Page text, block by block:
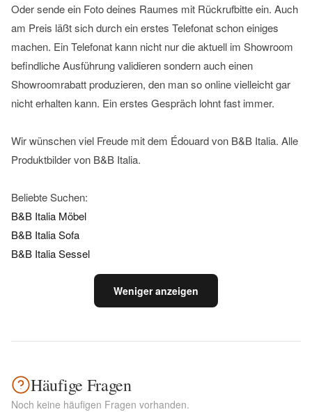
Oder sende ein Foto deines Raumes mit Rückrufbitte ein. Auch
am Preis läßt sich durch ein erstes Telefonat schon einiges
machen. Ein Telefonat kann nicht nur die aktuell im Showroom
befindliche Ausführung validieren sondern auch einen
Showroomrabatt produzieren, den man so online vielleicht gar
nicht erhalten kann. Ein erstes Gespräch lohnt fast immer.
Wir wünschen viel Freude mit dem Édouard von B&B Italia. Alle
Produktbilder von B&B Italia.
Beliebte Suchen:
B&B Italia Möbel
B&B Italia Sofa
B&B Italia Sessel
Weniger anzeigen
Häufige Fragen
Noch keine häufigen Fragen vorhanden.